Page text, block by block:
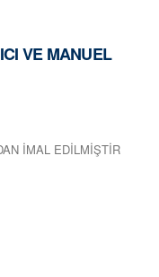
VE MANUEL
İMAL EDİLMİŞTİR